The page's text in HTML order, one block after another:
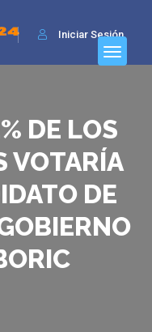
Iniciar Sesión
DE LOS
VOTARÍA
DE